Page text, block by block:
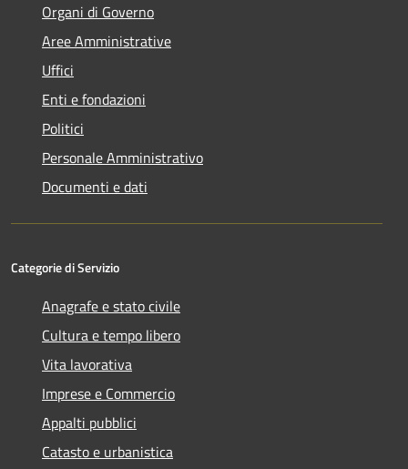
Organi di Governo
Aree Amministrative
Uffici
Enti e fondazioni
Politici
Personale Amministrativo
Documenti e dati
Categorie di Servizio
Anagrafe e stato civile
Cultura e tempo libero
Vita lavorativa
Imprese e Commercio
Appalti pubblici
Catasto e urbanistica